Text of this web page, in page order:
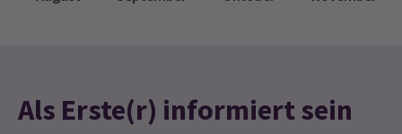
Als Erste(r) informiert sein